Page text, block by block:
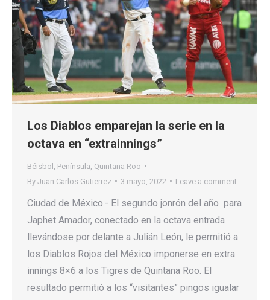
Los Diablos emparejan la serie en la
octava en “extrainnings”
Béisbol Península Quintana Roo
By Juan Carlos Gutierrez 3 mayo, 2022 Leave a comment
Ciudad de México.- El segundo jonrón del año para
Japhet Amador, conectado en la octava entrada
llevándose por delante a Julián León, le permitió a
los Diablos Rojos del México imponerse en extra
innings 8×6 a los Tigres de Quintana Roo. El
resultado permitió a los “visitantes” pingos igualar